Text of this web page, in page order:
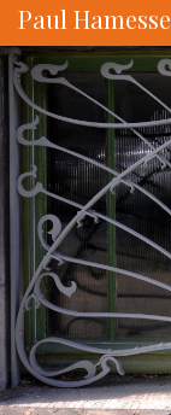
Paul Hamesse